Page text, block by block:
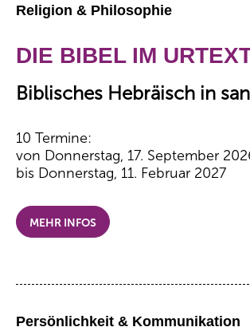
Religion & Philosophie
DIE BIBEL IM
Biblisches Hebräisch in
10 Termine:
von Donnerstag, 17. September
bis Donnerstag, 11. Februar 2027
MEHR INFOS
Persönlichkeit & Kommunikation